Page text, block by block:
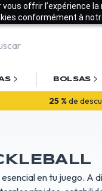
offrir l’expérience
conformément à
BOLSAS
¡Bienvenido!
en tu juego.